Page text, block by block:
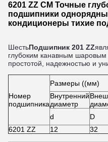
6201 ZZ CM Точные
подшипники
кондиционеры тихие
ШестьПодшипник 201 ZZ
глубоким канавным
простотой, надежностью и
Номер
подшипника
Размеры ((мм)
Внутренний
диаметр
d D
6201 ZZ
12 32